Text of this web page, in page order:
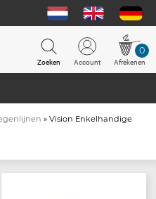
Zoeken Account Afrekenen
0
» Vision Enkelhandige